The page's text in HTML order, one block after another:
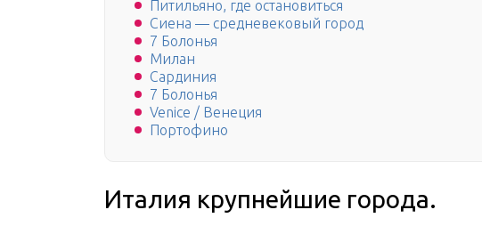
Питильяно, где остановиться
Сиена — средневековый город
7 Болонья
Милан
Сардиния
7 Болонья
Venice / Венеция
Портофино
Италия крупнейшие города.